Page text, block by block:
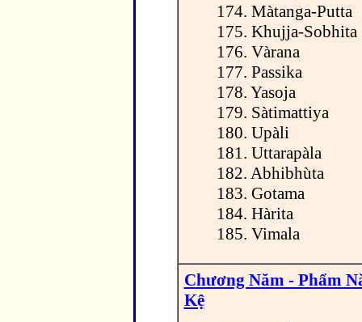
174. Màtanga-Putta
175. Khujja-Sobhita
176. Vàrana
177. Passika
178. Yasoja
179. Sàtimattiya
180. Upàli
181. Uttarapàla
182. Abhibhùta
183. Gotama
184. Hàrita
185. Vimala
Chương Năm - Phẩm
Kệ